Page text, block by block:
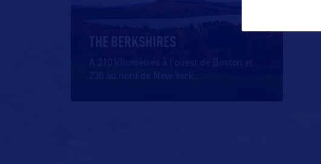
THE BERKSHIRES
A 210 kilomètres à l’ouest de Boston et
230 au nord de New York,